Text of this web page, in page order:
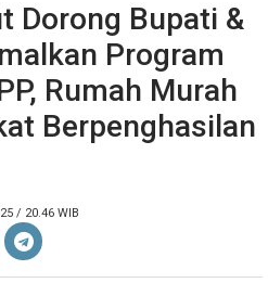
Dorong Bupati &
Program
Rumah Murah
Berpenghasilan
/ 20.46 WIB